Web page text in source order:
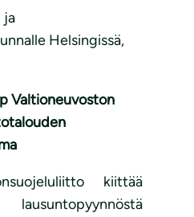
ja
Helsingissä,
Valtioneuvoston
kiittää